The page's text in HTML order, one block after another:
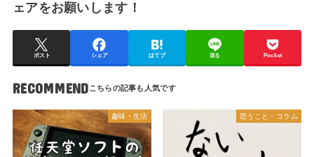
ェアをお願いします！
ポスト シェア はてブ 送る Pocket
RECOMMEND
趣味・生活 思うこと・コラム